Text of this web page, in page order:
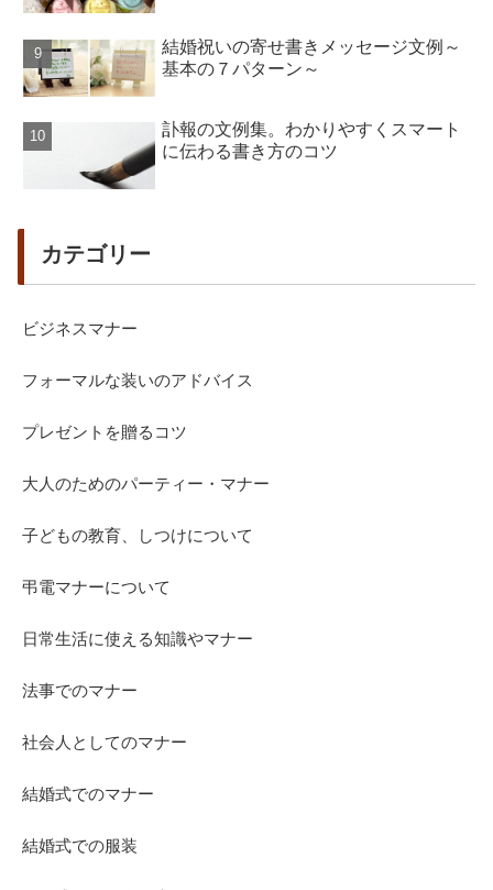
結婚祝いの寄せ書きメッセージ文例～
基本の７パターン～
訃報の文例集。わかりやすくスマート
に伝わる書き方のコツ
カテゴリー
ビジネスマナー
フォーマルな装いのアドバイス
プレゼントを贈るコツ
大人のためのパーティー・マナー
子どもの教育、しつけについて
弔電マナーについて
日常生活に使える知識やマナー
法事でのマナー
社会人としてのマナー
結婚式でのマナー
結婚式での服装